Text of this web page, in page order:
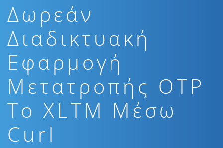
Δωρεάν
Διαδικτυακή
Εφαρμογή
Μετατροπής OTP
To XLTM Μέσω
Curl